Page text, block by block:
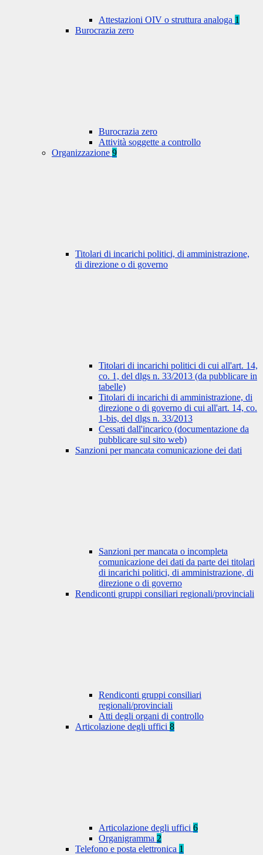
Attestazioni OIV o struttura analoga 1
Burocrazia zero
Burocrazia zero
Attività soggette a controllo
Organizzazione 9
Titolari di incarichi politici, di amministrazione,
di direzione o di governo
Titolari di incarichi politici di cui all'art. 14,
co. 1, del dlgs n. 33/2013 (da pubblicare in
tabelle)
Titolari di incarichi di amministrazione, di
direzione o di governo di cui all'art. 14, co.
1-bis, del dlgs n. 33/2013
Cessati dall'incarico (documentazione da
pubblicare sul sito web)
Sanzioni per mancata comunicazione dei dati
Sanzioni per mancata o incompleta
comunicazione dei dati da parte dei titolari
di incarichi politici, di amministrazione, di
direzione o di governo
Rendiconti gruppi consiliari regionali/provinciali
Rendiconti gruppi consiliari
regionali/provinciali
Atti degli organi di controllo
Articolazione degli uffici 8
Articolazione degli uffici 6
Organigramma 2
Telefono e posta elettronica 1